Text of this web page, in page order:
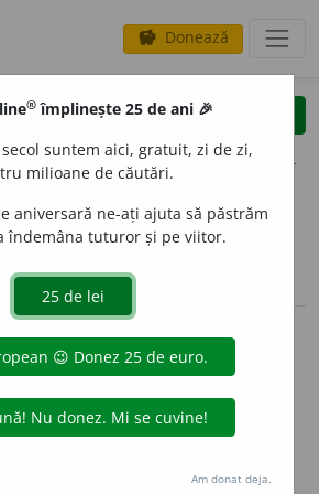
savings Donează
clear
opțiuni
definiții (16)
declinări
definiții sunt compilate de
dexonline. Definițiile
se află pe filadefiniții.
reordona filele pe pagina de
® împlinește 25 de ani 🎉
suntem aici, gratuit, zi de zi,
milioane de căutări.
aniversară ne-ați ajuta să păstrăm
îndemâna tuturor și pe viitor.
Am donat deja.